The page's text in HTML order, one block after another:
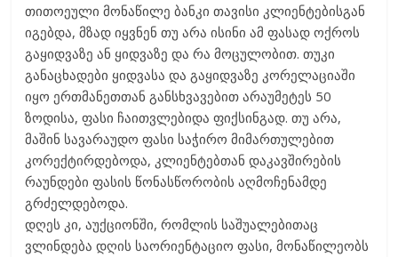
თითოეული მონაწილე ბანკი თავისი კლიენტებისგან
იგებდა, მზად იყვნენ თუ არა ისინი ამ ფასად ოქროს
გაყიდვაზე ან ყიდვაზე და რა მოცულობით. თუკი
განაცხადები ყიდვასა და გაყიდვაზე კორელაციაში
იყო ერთმანეთთან განსხვავებით არაუმეტეს 50
ზოდისა, ფასი ჩაითვლებიდა ფიქსინგად. თუ არა,
მაშინ სავარაუდო ფასი საჭირო მიმართულებით
კორექტირდებოდა, კლიენტებთან დაკავშირების
რაუნდები ფასის წონასწორობის აღმოჩენამდე
გრძელდებოდა.
დღეს კი, აუქციონში, რომლის საშუალებითაც
ვლინდება დღის საორიენტაციო ფასი, მონაწილეობს